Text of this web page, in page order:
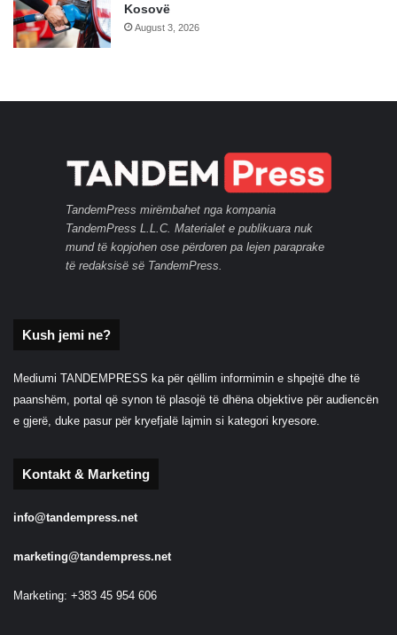
Kosovë
August 3, 2026
TandemPress mirëmbahet nga kompania
TandemPress L.L.C. Materialet e publikuara nuk
mund të kopjohen ose përdoren pa lejen paraprake
të redaksisë së TandemPress.
Kush jemi ne?
Mediumi TANDEMPRESS ka për qëllim informimin e shpejtë dhe të
paanshëm, portal që synon të plasojë të dhëna objektive për audiencën
e gjerë, duke pasur për kryefjalë lajmin si kategori kryesore.
Kontakt & Marketing
info@tandempress.net
marketing@tandempress.net
Marketing: +383 45 954 606